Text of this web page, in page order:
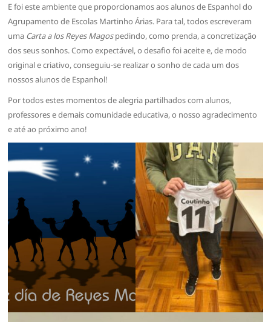
E foi este ambiente que proporcionamos aos alunos de Espanhol do
Agrupamento de Escolas Martinho Árias. Para tal, todos escreveram
uma Carta a los Reyes Magospedindo, como prenda, a concretização
dos seus sonhos. Como expectável, o desafio foi aceite e, de modo
original e criativo, conseguiu-se realizar o sonho de cada um dos
nossos alunos de Espanhol!
Por todos estes momentos de alegria partilhados com alunos,
professores e demais comunidade educativa, o nosso agradecimento
e até ao próximo ano!